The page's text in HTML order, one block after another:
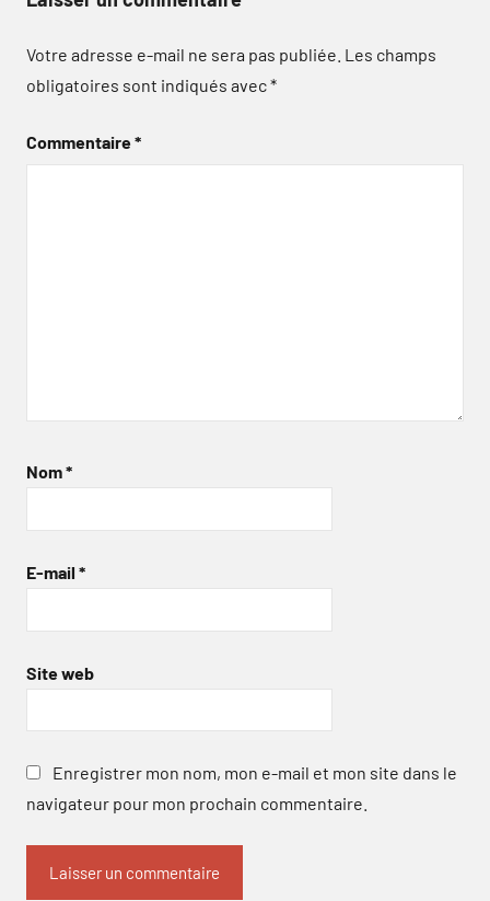
Votre adresse e-mail ne sera pas publiée. Les champs
obligatoires sont indiqués avec*
Commentaire*
Nom*
E-mail *
Site web
Enregistrer mon nom, mon e-mail et mon site dans le
navigateur pour mon prochain commentaire.